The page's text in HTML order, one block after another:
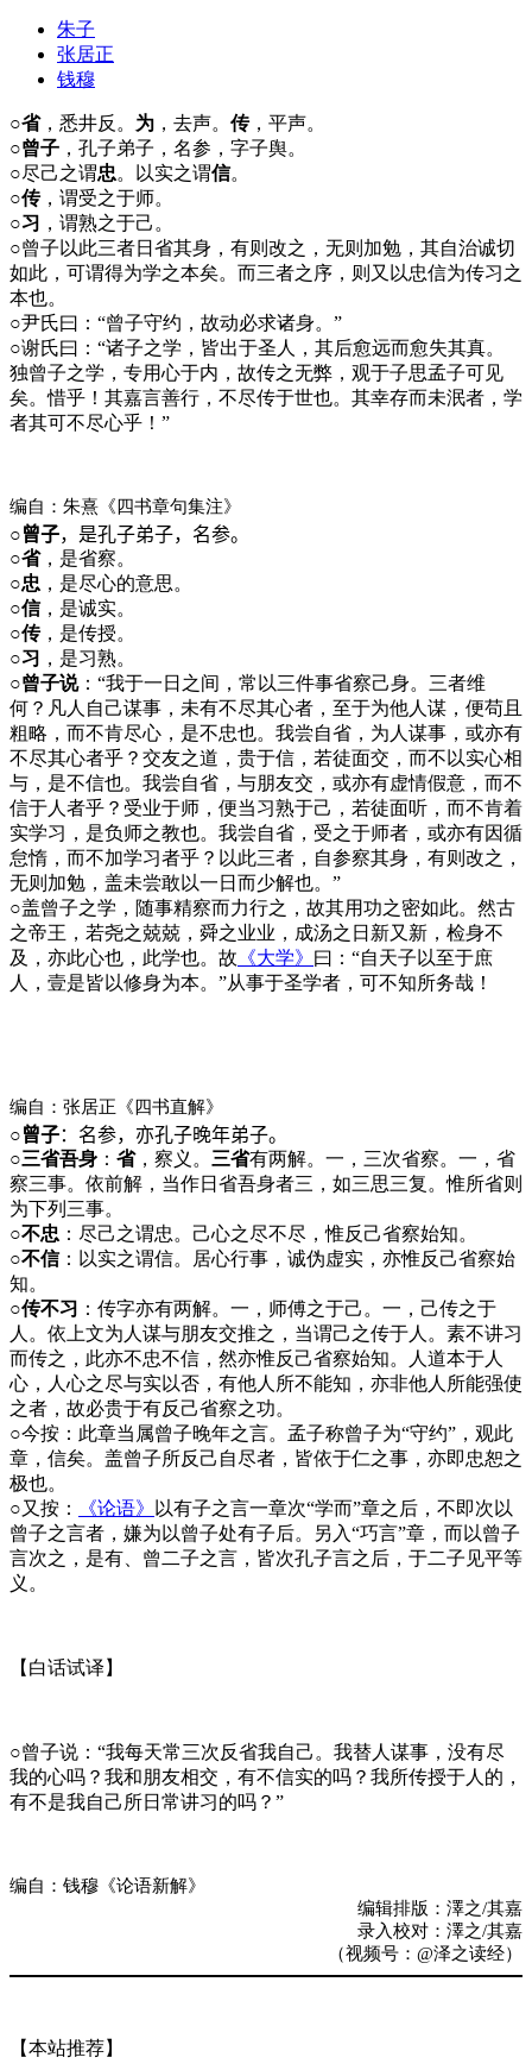
朱子
张居正
钱穆
○省，悉井反。 为 ，去声。 传，平声。
○曾子 ，孔子弟子，名参，字子舆。
○尽己之谓忠。以实之谓信。
○传，谓受之于师。
○习 ，谓熟之于己。
○曾子以此三者日省其身，有则改之，无则加勉，其自治诚切
如此，可谓得为学之本矣。而三者之序，则又以忠信为传习之
本也。
○尹氏曰：“曾子守约，故动必求诸身。”
○谢氏曰：“诸子之学，皆出于圣人，其后愈远而愈失其真。
独曾子之学，专用心于内，故传之无弊，观于子思孟子可见
矣。惜乎！其嘉言善行，不尽传于世也。其幸存而未泯者，学
者其可不尽心乎！”
编自：朱熹《四书章句集注》
○曾子，是孔子弟子，名参。
○省，是省察。
○忠 ，是尽心的意思。
○信，是诚实。
○传，是传授。
○习 ，是习熟。
○曾子说：“我于一日之间，常以三件事省察己身。三者维
何？凡人自己谋事，未有不尽其心者，至于为他人谋，便苟且
粗略，而不肯尽心，是不忠也。我尝自省，为人谋事，或亦有
不尽其心者乎？交友之道，贵于信，若徒面交，而不以实心相
与，是不信也。我尝自省，与朋友交，或亦有虚情假意，而不
信于人者乎？受业于师，便当习熟于己，若徒面听，而不肯着
实学习，是负师之教也。我尝自省，受之于师者，或亦有因循
怠惰，而不加学习者乎？以此三者，自参察其身，有则改之，
无则加勉，盖未尝敢以一日而少解也。”
○盖曾子之学，随事精察而力行之，故其用功之密如此。然古
之帝王，若尧之兢兢，舜之业业，成汤之日新又新，检身不
及，亦此心也，此学也。故 《大学》 曰：“自天子以至于庶
人，壹是皆以修身为本。”从事于圣学者，可不知所务哉！
编自：张居正《四书直解》
○曾子：名参，亦孔子晚年弟子。
○三省吾身 ： 省，察义。 三省有两解。一，三次省察。一，省
察三事。依前解，当作日省吾身者三，如三思三复。惟所省则
为下列三事。
○不忠 ：尽己之谓忠。己心之尽不尽，惟反己省察始知。
○不信：以实之谓信。居心行事，诚伪虚实，亦惟反己省察始
知。
○传不习 ：传字亦有两解。一，师傅之于己。一，己传之于
人。依上文为人谋与朋友交推之，当谓己之传于人。素不讲习
而传之，此亦不忠不信，然亦惟反己省察始知。人道本于人
心，人心之尽与实以否，有他人所不能知，亦非他人所能强使
之者，故必贵于有反己省察之功。
○今按：此章当属曾子晚年之言。孟子称曾子为“守约”，观此
章，信矣。盖曾子所反己自尽者，皆依于仁之事，亦即忠恕之
极也。
○又按： 《论语》
以有子之言一章次“学而”章之后，不即次以
曾子之言者，嫌为以曾子处有子后。另入“巧言”章，而以曾子
言次之，是有、曾二子之言，皆次孔子言之后，于二子见平等
义。
【白话试译】
○曾子说：“我每天常三次反省我自己。我替人谋事，没有尽
我的心吗？我和朋友相交，有不信实的吗？我所传授于人的，
有不是我自己所日常讲习的吗？”
编自：钱穆《论语新解》
编辑排版：澤之/其嘉
录入校对：澤之/其嘉
（视频号：@泽之读经）
【本站推荐】